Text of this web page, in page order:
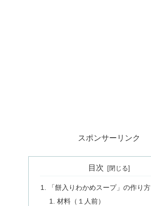
スポンサーリンク
目次
「餅入りわかめスープ」の作り方
材料（１人前）